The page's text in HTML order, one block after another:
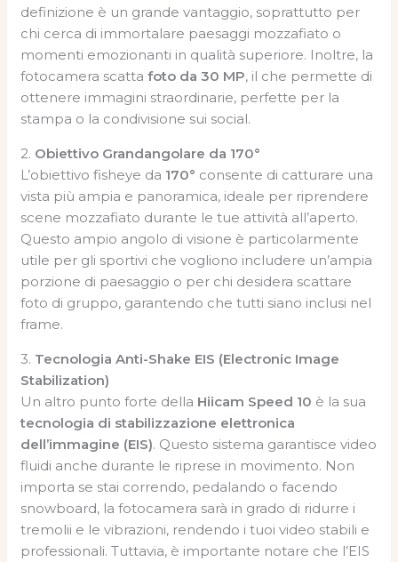
definizione è un grande vantaggio, soprattutto per
chi cerca di immortalare paesaggi mozzafiato o
momenti emozionanti in qualità superiore. Inoltre, la
fotocamera scattafoto da 30 MP, il che permette di
ottenere immagini straordinarie, perfette per la
stampa o la condivisione sui social.
2. Obiettivo Grandangolare da 170°
L’obiettivo fisheye da 170° consente di catturare una
vista più ampia e panoramica, ideale per riprendere
scene mozzafiato durante le tue attività all’aperto.
Questo ampio angolo di visione è particolarmente
utile per gli sportivi che vogliono includere un’ampia
porzione di paesaggio o per chi desidera scattare
foto di gruppo, garantendo che tutti siano inclusi nel
frame.
3. Tecnologia Anti-Shake EIS (Electronic Image
Stabilization)
Un altro punto forte della Hiicam Speed 10 è la sua
tecnologia di stabilizzazione elettronica
dell’immagine (EIS). Questo sistema garantisce video
fluidi anche durante le riprese in movimento. Non
importa se stai correndo, pedalando o facendo
snowboard, la fotocamera sarà in grado di ridurre i
tremolii e le vibrazioni, rendendo i tuoi video stabili e
professionali. Tuttavia, è importante notare che l’EIS